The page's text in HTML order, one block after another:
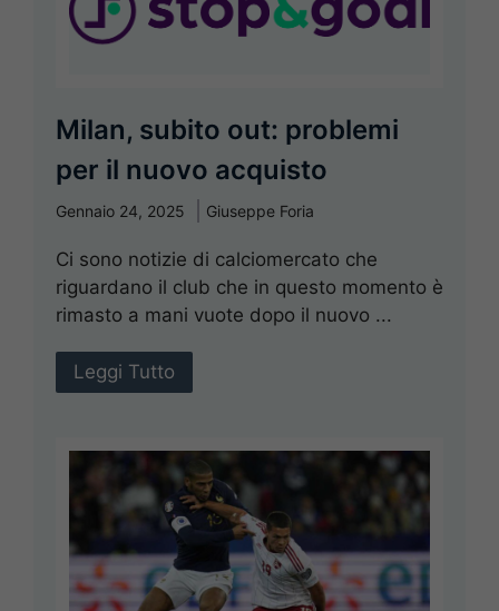
Milan, subito out: problemi
per il nuovo acquisto
Gennaio 24, 2025 Giuseppe Foria
Ci sono notizie di calciomercato che
riguardano il club che in questo momento è
rimasto a mani vuote dopo il nuovo ...
Leggi Tutto